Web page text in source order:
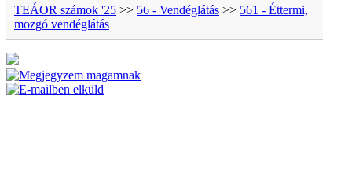
TEÁOR számok '25 >> 56 - Vendéglátás >> 561 - Éttermi,
mozgó vendéglátás